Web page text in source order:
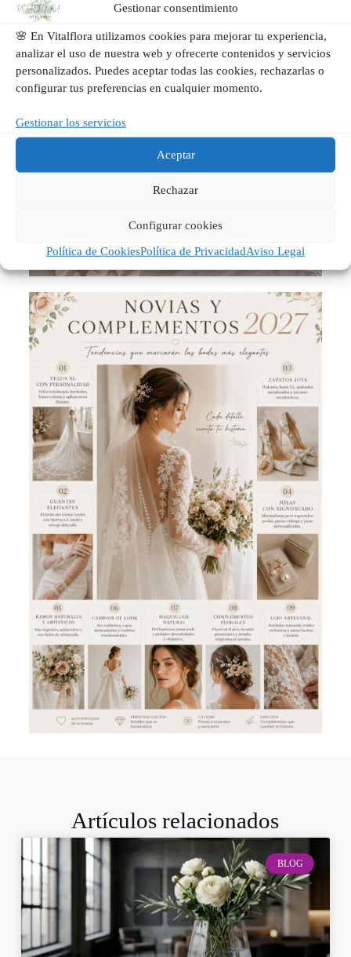
Gestionar consentimiento
🌸 En Vitalflora utilizamos cookies para mejorar tu experiencia,
analizar el uso de nuestra web y ofrecerte contenidos y servicios
personalizados. Puedes aceptar todas las cookies, rechazarlas o
configurar tus preferencias en cualquier momento.
Gestionar los servicios
Aceptar
Rechazar
Configurar cookies
Política de CookiesPolítica de PrivacidadAviso Legal
cada look contará una historia única.
Porque una novia inolvidable no sigue tendencias: crea su
propia esencia.
Artículos relacionados
BLOG